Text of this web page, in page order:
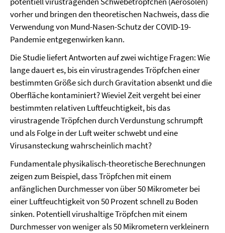
vorher und bringen den theoretischen Nachweis, dass die
Verwendung von Mund-Nasen-Schutz der COVID-19-
Pandemie entgegenwirken kann.
Die Studie liefert Antworten auf zwei wichtige Fragen: Wie
lange dauert es, bis ein virustragendes Tröpfchen einer
bestimmten Größe sich durch Gravitation absenkt und die
Oberfläche kontaminiert? Wieviel Zeit vergeht bei einer
bestimmten relativen Luftfeuchtigkeit, bis das
virustragende Tröpfchen durch Verdunstung schrumpft
und als Folge in der Luft weiter schwebt und eine
Virusansteckung wahrscheinlich macht?
Fundamentale physikalisch-theoretische Berechnungen
zeigen zum Beispiel, dass Tröpfchen mit einem
anfänglichen Durchmesser von über 50 Mikrometer bei
einer Luftfeuchtigkeit von 50 Prozent schnell zu Boden
sinken. Potentiell virushaltige Tröpfchen mit einem
Durchmesser von weniger als 50 Mikrometern verkleinern